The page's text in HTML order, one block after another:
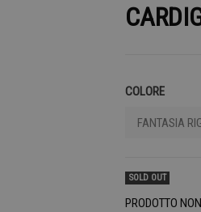
COLORE
SOLD OUT
PRODOTTO